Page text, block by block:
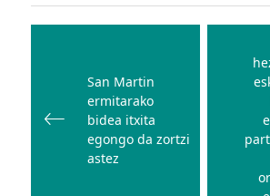
Bidalketetan
nabigatu
San Martin
ermitarako
bidea itxita
egongo da zortzi
astez